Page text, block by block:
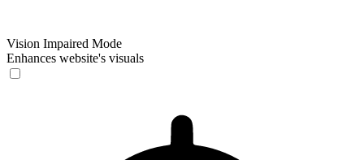
Vision Impaired Mode
Enhances website's visuals